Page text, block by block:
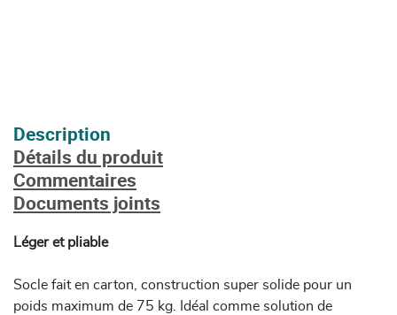
Description
Détails du produit
Commentaires
Documents joints
Léger et pliable
Socle fait en carton, construction super solide pour un
poids maximum de 75 kg. Idéal comme solution de